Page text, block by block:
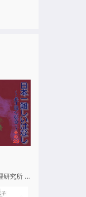
ンナ 顧問 青木幹和